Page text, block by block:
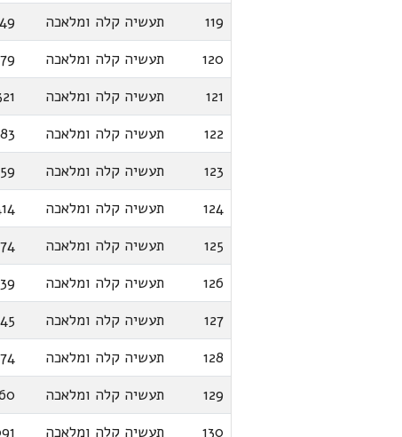
119
תעשיה קלה ומלאכה
120
תעשיה קלה ומלאכה
121
תעשיה קלה ומלאכה
122
תעשיה קלה ומלאכה
123
תעשיה קלה ומלאכה
124
תעשיה קלה ומלאכה
125
תעשיה קלה ומלאכה
126
תעשיה קלה ומלאכה
127
תעשיה קלה ומלאכה
128
תעשיה קלה ומלאכה
129
תעשיה קלה ומלאכה
130
תעשיה קלה ומלאכה